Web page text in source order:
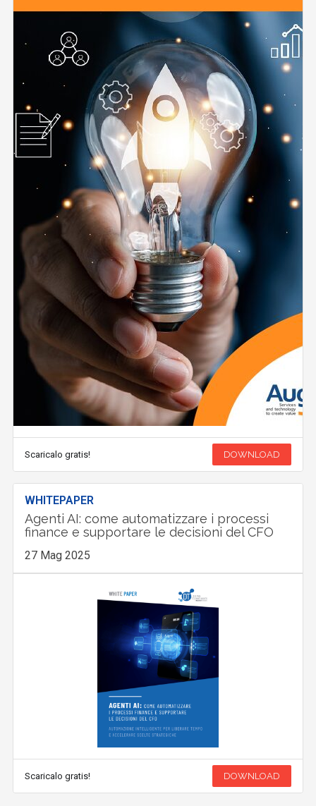
Scaricalo gratis! DOWNLOAD
WHITEPAPER
Agenti AI: come automatizzare i processi
finance e supportare le decisioni del CFO
27 Mag 2025
Scaricalo gratis! DOWNLOAD